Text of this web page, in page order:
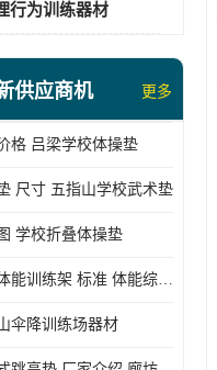
行为训练器材
供应商机 更多
格 吕梁学校体操垫
尺寸 五指山学校武术垫
学校折叠体操垫
高空体能训练架 标准 体能综合训练架
伞降训练场器材